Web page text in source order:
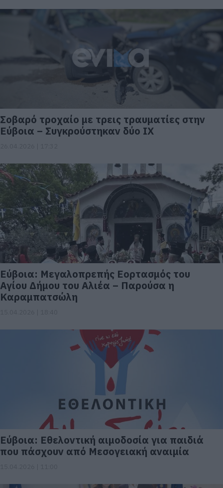
Σοβαρό τροχαίο με τρεις τραυματίες στην
Εύβοια – Συγκρούστηκαν δύο ΙΧ
Εύβοια: Μεγαλοπρεπής Εορτασμός του
Αγίου Δήμου του Αλιέα – Παρούσα η
Καραμπατσώλη
Εύβοια: Εθελοντική αιμοδοσία για παιδιά
που πάσχουν από Μεσογειακή αναιμία